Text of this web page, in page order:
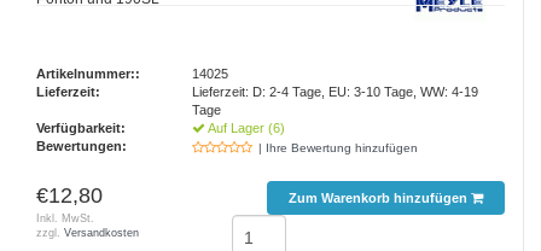
Artikelnummer::
14025
Lieferzeit:
Lieferzeit: D: 2-4 Tage, EU: 3-10 Tage, WW: 4-19
Tage
Verfügbarkeit:
Auf Lager (6)
Bewertungen:
| Ihre Bewertung hinzufügen
€12,80
Inkl. MwSt.
zzgl. Versandkosten
Zum Warenkorb hinzufügen